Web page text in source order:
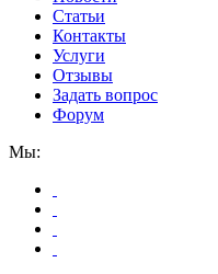
Статьи
Контакты
Услуги
Отзывы
Задать вопрос
Форум
Мы: